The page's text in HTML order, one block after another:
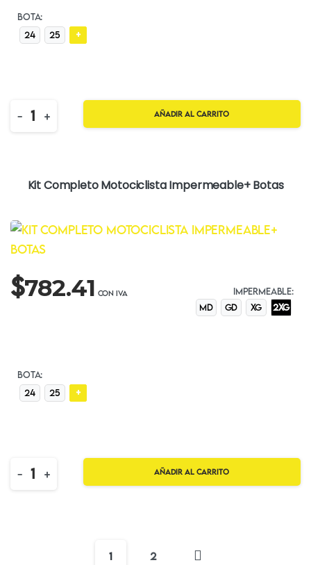
BOTA:
24
25 +
Quantity
- + Añadir al carrito
Kit Completo Motociclista Impermeable+ Botas
$782.41
IMPERMEABLE:
MD
GD XG 2XG
BOTA:
24
25 +
Quantity
- + Añadir al carrito
1 2